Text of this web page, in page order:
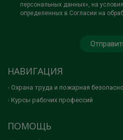
персональных данных», на
определенных в Согласии на
НАВИГАЦИЯ
Охрана труда и пожарная
Курсы рабочих профессий
ПОМОЩЬ